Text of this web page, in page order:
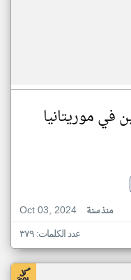
في موريتانيا
Oct 03, 2024
منذ سنة
عدد الكلمات: ٣٧٩